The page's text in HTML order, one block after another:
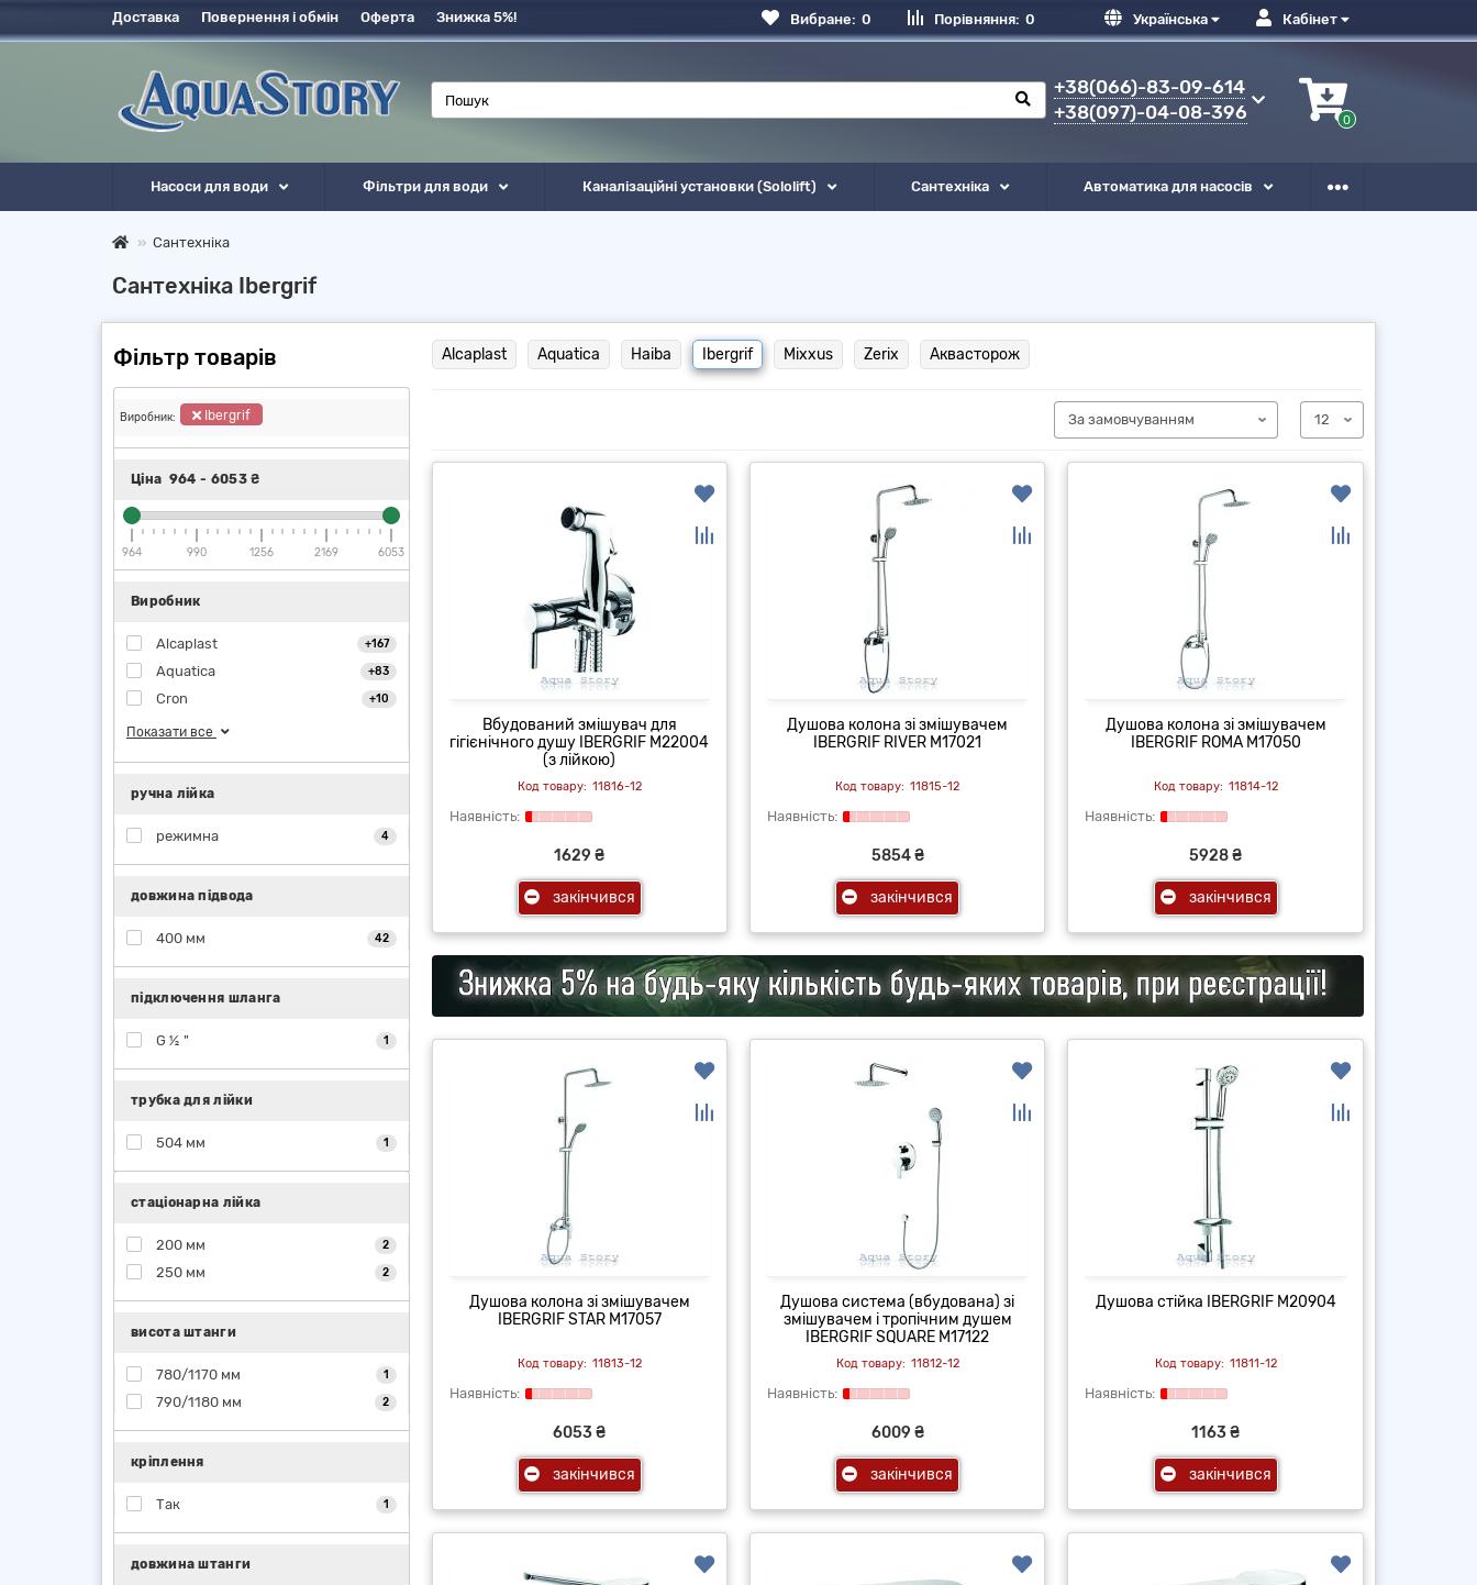
Кабінет
Українська
Порівняння: 0
Вибране: 0
Доставка Повернення і обмін Оферта Знижка 5%!
+38(066)-83-09-614
+38(097)-04-08-396
0
Насоси для води Фільтри для води Каналізаційні установки (Sololift) Сантехніка Автоматика для насосів
Сантехніка
Сантехніка Ibergrif
Фільтр товарів
Виробник: Ibergrif
Ціна 964 - 6053₴
964 990 1256 2169 6053
Виробник
Alcaplast +167
Aquatica +83
Cron +10
Показати все
ручна лійка
режимна 4
довжина підвода
400 мм 42
підключення шланга
G ½ " 1
трубка для лійки
504 мм 1
стаціонарна лійка
200 мм 2
250 мм 2
висота штанги
780/1170 мм 1
790/1180 мм 2
кріплення
Так 1
довжина штанги
Alcaplast Aquatica Haiba Ibergrif Mixxus Zerix Аквасторож
Вбудований змішувач для
гігієнічного душу IBERGRIF M22004
(з лійкою)
11816-12
1629 ₴
закінчився
Душова колона зі змішувачем
IBERGRIF RIVER M17021
11815-12
5854 ₴
закінчився
Душова колона зі змішувачем
IBERGRIF ROMA M17050
11814-12
5928 ₴
закінчився
Душова колона зі змішувачем
IBERGRIF STAR M17057
11813-12
6053 ₴
закінчився
Душова система (вбудована) зі
змішувачем і тропічним душем
IBERGRIF SQUARE M17122
11812-12
6009 ₴
закінчився
Душова стійка IBERGRIF M20904
11811-12
1163 ₴
закінчився